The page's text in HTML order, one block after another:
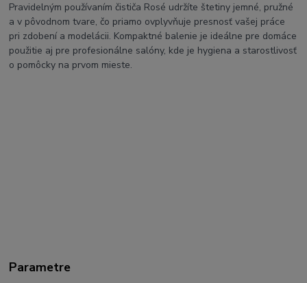
Pravidelným používaním čističa Rosé udržíte štetiny jemné, pružné
a v pôvodnom tvare, čo priamo ovplyvňuje presnosť vašej práce
pri zdobení a modelácii. Kompaktné balenie je ideálne pre domáce
použitie aj pre profesionálne salóny, kde je hygiena a starostlivosť
o pomôcky na prvom mieste.
Parametre